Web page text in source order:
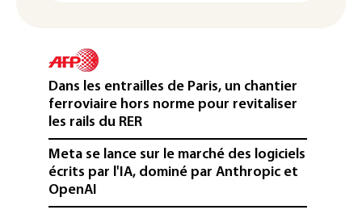
Dans les entrailles de Paris, un chantier
ferroviaire hors norme pour revitaliser
les rails du RER
Meta se lance sur le marché des logiciels
écrits par l'IA, dominé par Anthropic et
OpenAI